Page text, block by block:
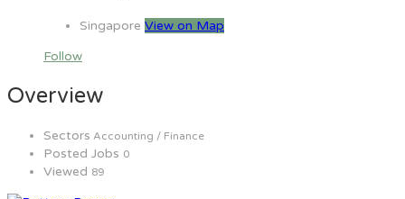
Singapore View on Map
Follow
Overview
Sectors Accounting / Finance
Posted Jobs 0
Viewed 89